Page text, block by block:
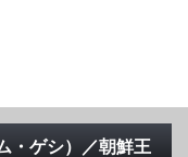
・ゲシ）／朝鮮王